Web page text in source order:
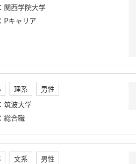
： 関西学院大学
： Pキャリア
理系
男性
： 筑波大学
： 総合職
文系
男性